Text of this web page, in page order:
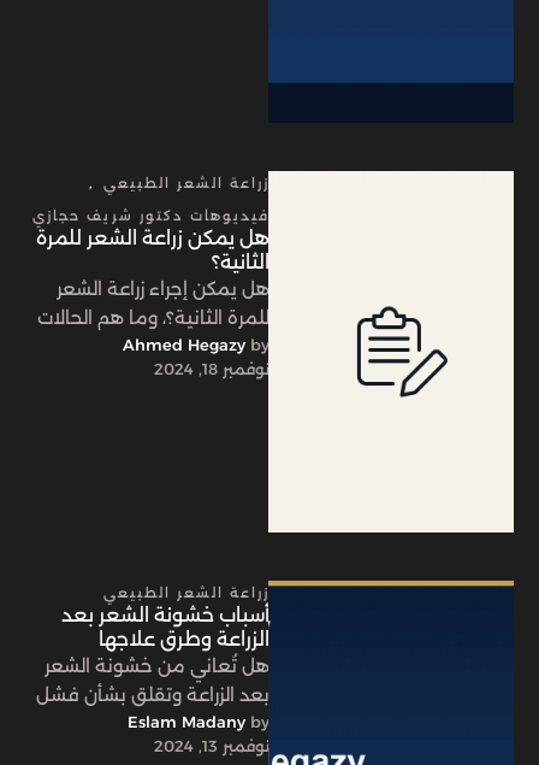
زراعة الشعر الطبيعي
,
فيديوهات دكتور شريف حجازي
هل يمكن زراعة الشعر للمرة
الثانية؟
هل يمكن إجراء زراعة الشعر
للمرة الثانية؟، وما هم الحالات
المرشحة لذلك؟ وما هي نسبة
نجاح عملية زراعة …
by
Ahmed Hegazy
نوفمبر 18, 2024
زراعة الشعر الطبيعي
أسباب خشونة الشعر بعد
الزراعة وطرق علاجها
هل تُعاني من خشونة الشعر
بعد الزراعة وتقلق بشأن فشل
العملية؟، هل تبحث عن أسباب
خشونة الشعر بعد …
by
Eslam Madany
نوفمبر 13, 2024